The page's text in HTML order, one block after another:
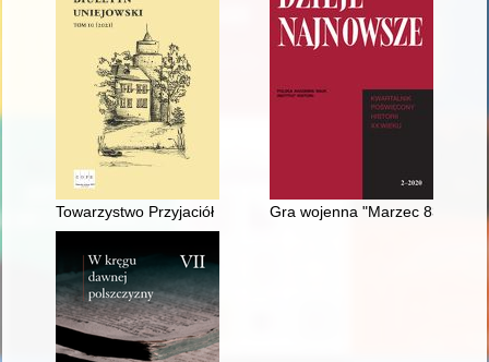
Towarzystwo Przyjaciół Uniejowa : 30 lat nieprzerwanej
Gra wojenna "Marzec 83",